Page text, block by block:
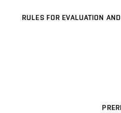
RULES FOR EVALUATION